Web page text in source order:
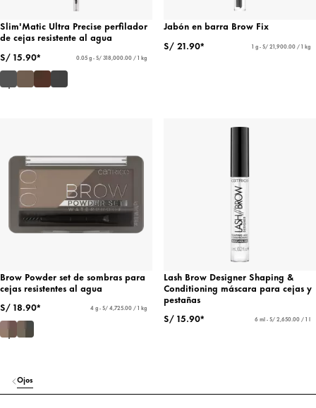
Slim'Matic Ultra Precise perfilador
de cejas resistente al agua
S/ 15.90*
0.05 g - S/ 318,000.00 / 1 kg
Jabón en barra Brow Fix
S/ 21.90*
1 g - S/ 21,900.00 / 1 kg
Brow Powder set de sombras para
cejas resistentes al agua
S/ 18.90*
4 g - S/ 4,725.00 / 1 kg
Lash Brow Designer Shaping &
Conditioning máscara para cejas y
pestañas
S/ 15.90*
6 ml - S/ 2,650.00 / 1 l
Ojos